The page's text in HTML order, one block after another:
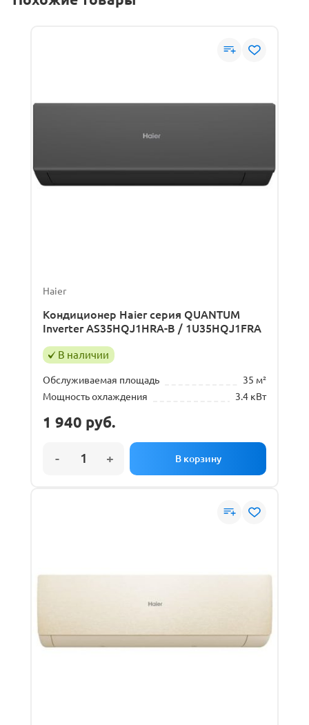
Haier
Кондиционер Haier серия QUANTUM
Inverter AS35HQJ1HRA-B / 1U35HQJ1FRA
В наличии
Обслуживаемая площадь
35 м²
Мощность охлаждения
3.4 кВт
1 940 руб.